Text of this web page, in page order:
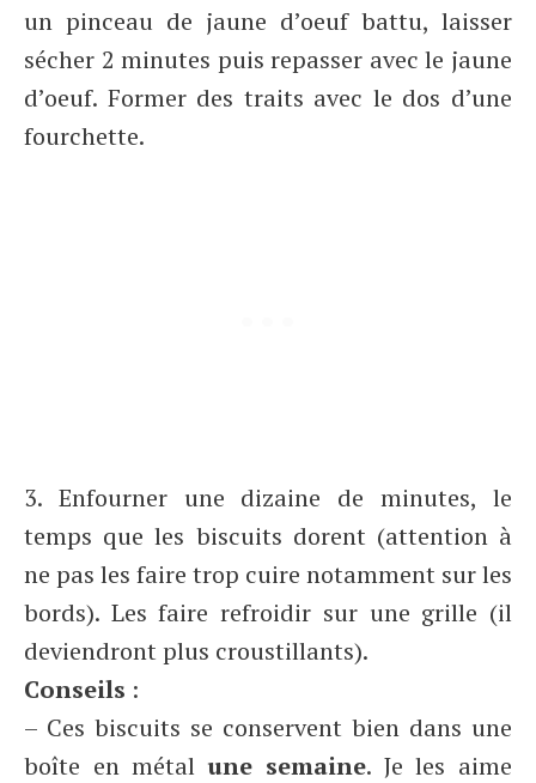
un pinceau de jaune d’oeuf battu, laisser
sécher 2 minutes puis repasser avec le jaune
d’oeuf. Former des traits avec le dos d’une
fourchette.
3. Enfourner une dizaine de minutes, le
temps que les biscuits dorent (attention à
ne pas les faire trop cuire notamment sur les
bords). Les faire refroidir sur une grille (il
deviendront plus croustillants).
Conseils :
– Ces biscuits se conservent bien dans une
boîte en métalune semaine. Je les aime